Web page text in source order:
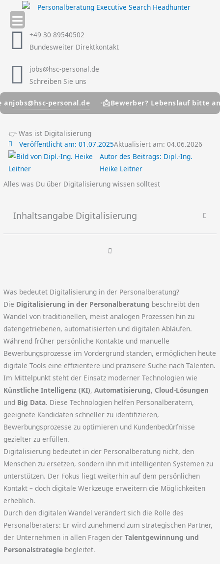
Inhalt
springen +49 30 89540502
Bundesweiter Direktkontakt
jobs@hsc-personal.de
Schreiben Sie uns
personal.de 📩Bewerber? Lebenslauf bitte anjobs@hsc-
👉 Was ist Digitalisierung
Veröffentlicht am:01.07.2025Aktualisiert am: 04.06.2026
Autor des Beitrags: Dipl.-Ing.
Heike Leitner
Alles was Du über Digitalisierung wissen solltest
Inhaltsangabe Digitalisierung
Was bedeutet Digitalisierung in der Personalberatung?
Die Digitalisierung in der Personalberatung beschreibt den
Wandel von traditionellen, meist analogen Prozessen hin zu
datengetriebenen, automatisierten und digitalen Abläufen.
Während früher persönliche Kontakte und manuelle
Bewerbungsprozesse im Vordergrund standen, ermöglichen heute
digitale Tools eine effizientere und präzisere Suche nach Talenten.
Im Mittelpunkt steht der Einsatz moderner Technologien wie
Künstliche Intelligenz (KI),Automatisierung, Cloud-Lösungen
und Big Data. Diese Technologien helfen Personalberatern,
geeignete Kandidaten schneller zu identifizieren,
Bewerbungsprozesse zu optimieren und Kundenbedürfnisse
gezielter zu erfüllen.
Digitalisierung bedeutet in der Personalberatung nicht, den
Menschen zu ersetzen, sondern ihn mit intelligenten Systemen zu
unterstützen. Der Fokus liegt weiterhin auf dem persönlichen
Kontakt – doch digitale Werkzeuge erweitern die Möglichkeiten
erheblich.
Durch den digitalen Wandel verändert sich die Rolle des
Personalberaters: Er wird zunehmend zum strategischen Partner,
der Unternehmen in allen Fragen derTalentgewinnung und
Personalstrategie begleitet.